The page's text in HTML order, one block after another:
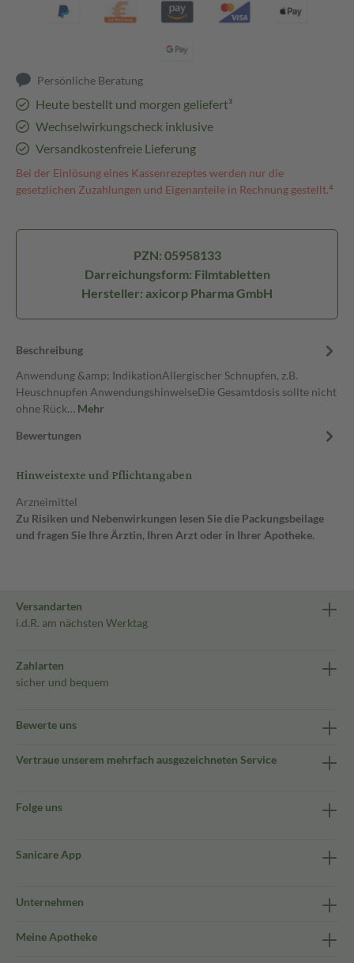
Persönliche Beratung
Heute bestellt und morgen geliefert³
Wechselwirkungscheck inklusive
Versandkostenfreie Lieferung
Bei der Einlösung eines Kassenrezeptes werden nur die
gesetzlichen Zuzahlungen und Eigenanteile in Rechnung gestellt.⁴
PZN: 05958133
Darreichungsform: Filmtabletten
Hersteller: axicorp Pharma GmbH
Beschreibung
Anwendung &amp; IndikationAllergischer Schnupfen, z.B.
Heuschnupfen AnwendungshinweiseDie Gesamtdosis sollte nicht
ohne Rück… Mehr
Bewertungen
Hinweistexte und Pflichtangaben
Arzneimittel
Zu Risiken und Nebenwirkungen lesen Sie die Packungsbeilage
und fragen Sie Ihre Ärztin, Ihren Arzt oder in Ihrer Apotheke.
Versandarten
i.d.R. am nächsten Werktag
Zahlarten
sicher und bequem
Bewerte uns
Vertraue unserem mehrfach ausgezeichneten Service
Folge uns
Sanicare App
Unternehmen
Meine Apotheke